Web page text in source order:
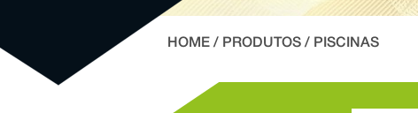
HOME / PRODUTOS / PISCINAS